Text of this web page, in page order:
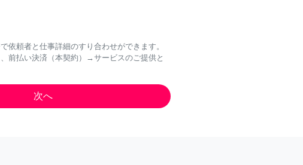
依頼者と仕事詳細のすり合わせができます。
前払い決済（本契約）→サービスのご提供と